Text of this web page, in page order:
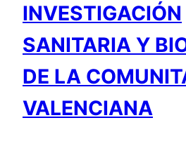
INVESTIGACIÓN
SANITARIA Y
DE LA
VALENCIANA